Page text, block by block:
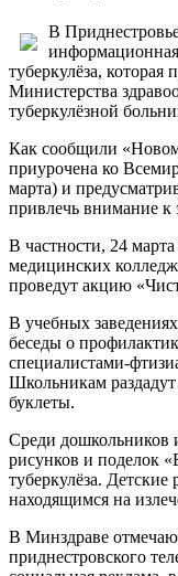
В
туберкулёза,
Министерства
туберкулёзной
Как сообщили
приурочена ко
марта) и
привлечь внимание к
В частности, 24
медицинских
проведут акцию
В учебных
беседы о
специалистами-
Школьникам
буклеты.
Среди дошкольников
рисунков и поделок
туберкулёза.
находящимся на
В Минздраве
приднестровского